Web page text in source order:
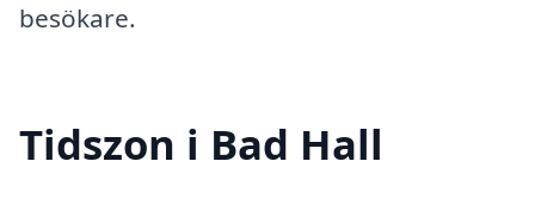
besökare.
Tidszon i Bad Hall